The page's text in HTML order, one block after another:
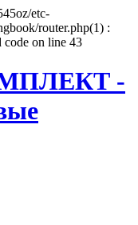
etc-
router.php(1) :
code on line 43
-